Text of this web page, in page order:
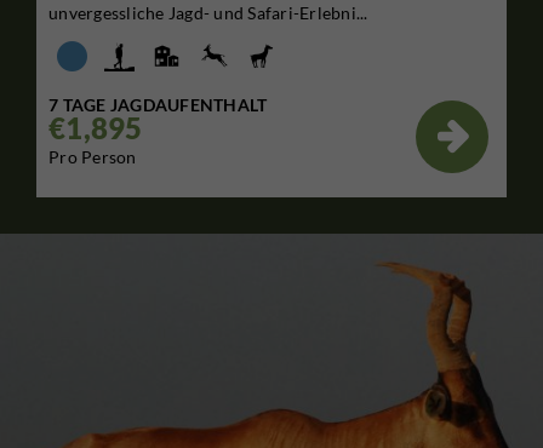
unvergessliche Jagd- und Safari-Erlebni...
7 TAGE JAGDAUFENTHALT
€1,895
Pro Person
